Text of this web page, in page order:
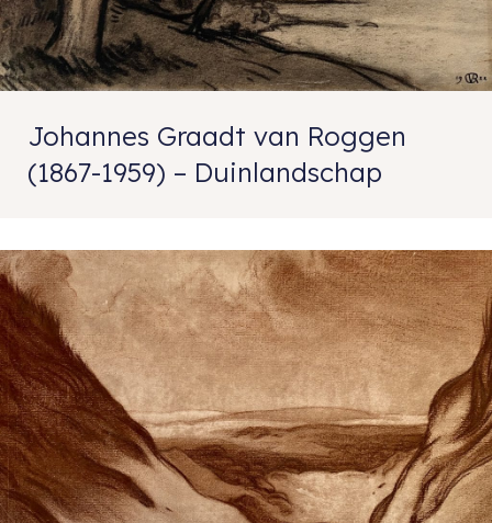
Johannes Graadt van Roggen
(1867-1959) – Duinlandschap